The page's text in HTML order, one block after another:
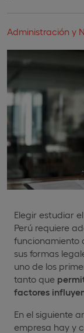
Administración y
Elegir estudiar el
Perú requiere
funcionamiento
sus formas
uno de los
tanto que
factores
En el siguiente
empresa hay y